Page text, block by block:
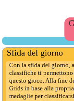
Sfida del giorno
Con la sfida del giorno,
classifiche ti
questo gioco. Alla fine
Grids in base alla
medaglie per